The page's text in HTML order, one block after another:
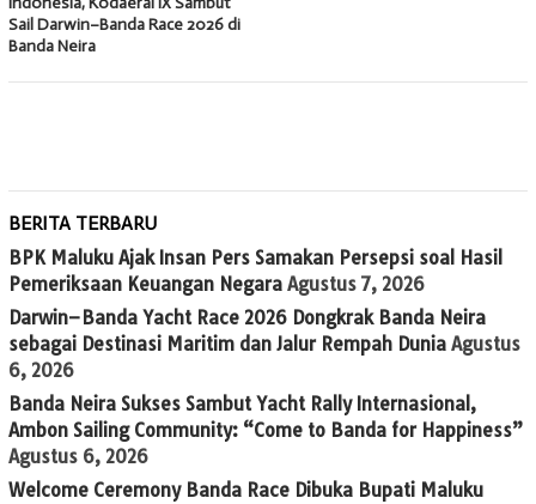
Sail Darwin–Banda Race 2026 di
Banda Neira
BERITA TERBARU
BPK Maluku Ajak Insan Pers Samakan Persepsi soal Hasil
Pemeriksaan Keuangan Negara Agustus 7, 2026
Darwin–Banda Yacht Race 2026 Dongkrak Banda Neira
sebagai Destinasi Maritim dan Jalur Rempah Dunia Agustus
6, 2026
Banda Neira Sukses Sambut Yacht Rally Internasional,
Ambon Sailing Community: “Come to Banda for Happiness”
Agustus 6, 2026
Welcome Ceremony Banda Race Dibuka Bupati Maluku